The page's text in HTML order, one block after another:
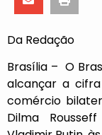
Da Redação
Brasília – O
alcançar a
comércio
Dilma